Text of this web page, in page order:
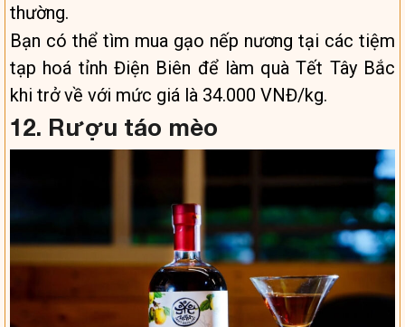
thường.
Bạn có thể tìm mua gạo nếp nương tại các tiệm
tạp hoá tỉnh Điện Biên để làm quà Tết Tây Bắc
khi trở về với mức giá là 34.000 VNĐ/kg.
12. Rượu táo mèo